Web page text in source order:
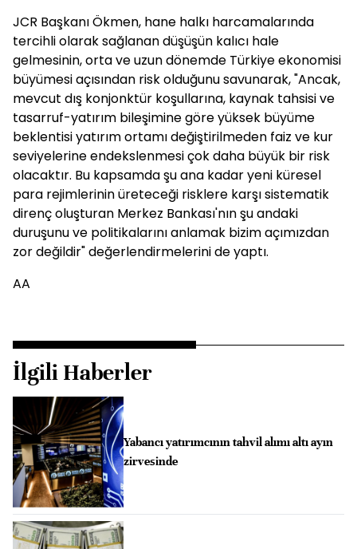
JCR Başkanı Ökmen, hane halkı harcamalarında
tercihli olarak sağlanan düşüşün kalıcı hale
gelmesinin, orta ve uzun dönemde Türkiye ekonomisi
büyümesi açısından risk olduğunu savunarak, "Ancak,
mevcut dış konjonktür koşullarına, kaynak tahsisi ve
tasarruf-yatırım bileşimine göre yüksek büyüme
beklentisi yatırım ortamı değiştirilmeden faiz ve kur
seviyelerine endekslenmesi çok daha büyük bir risk
olacaktır. Bu kapsamda şu ana kadar yeni küresel
para rejimlerinin üreteceği risklere karşı sistematik
direnç oluşturan Merkez Bankası'nın şu andaki
duruşunu ve politikalarını anlamak bizim açımızdan
zor değildir" değerlendirmelerini de yaptı.
AA
İlgili Haberler
Yabancı yatırımcının tahvil alımı altı ayın
zirvesinde